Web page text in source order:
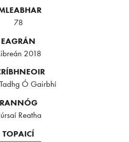
78
EAGRÁN
2018
Ó Gairbhí
RANNÓG
Reatha
TOPAICÍ